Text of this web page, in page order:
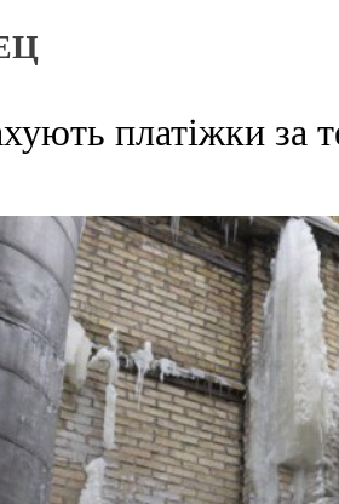
платіжки за